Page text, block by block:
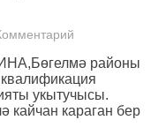
районы
укытучысы.
кайчан караган бер